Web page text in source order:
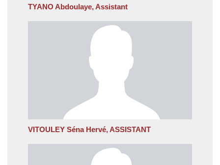
TYANO Abdoulaye, Assistant
VITOULEY Séna Hervé, ASSISTANT